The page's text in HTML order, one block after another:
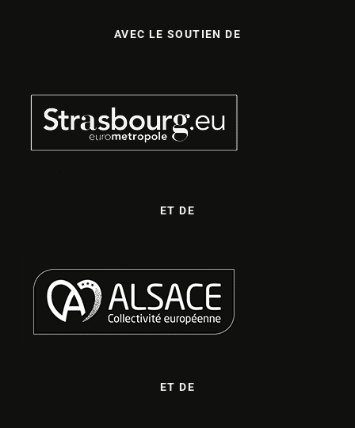
AVEC LE SOUTIEN DE
ET DE
ET DE